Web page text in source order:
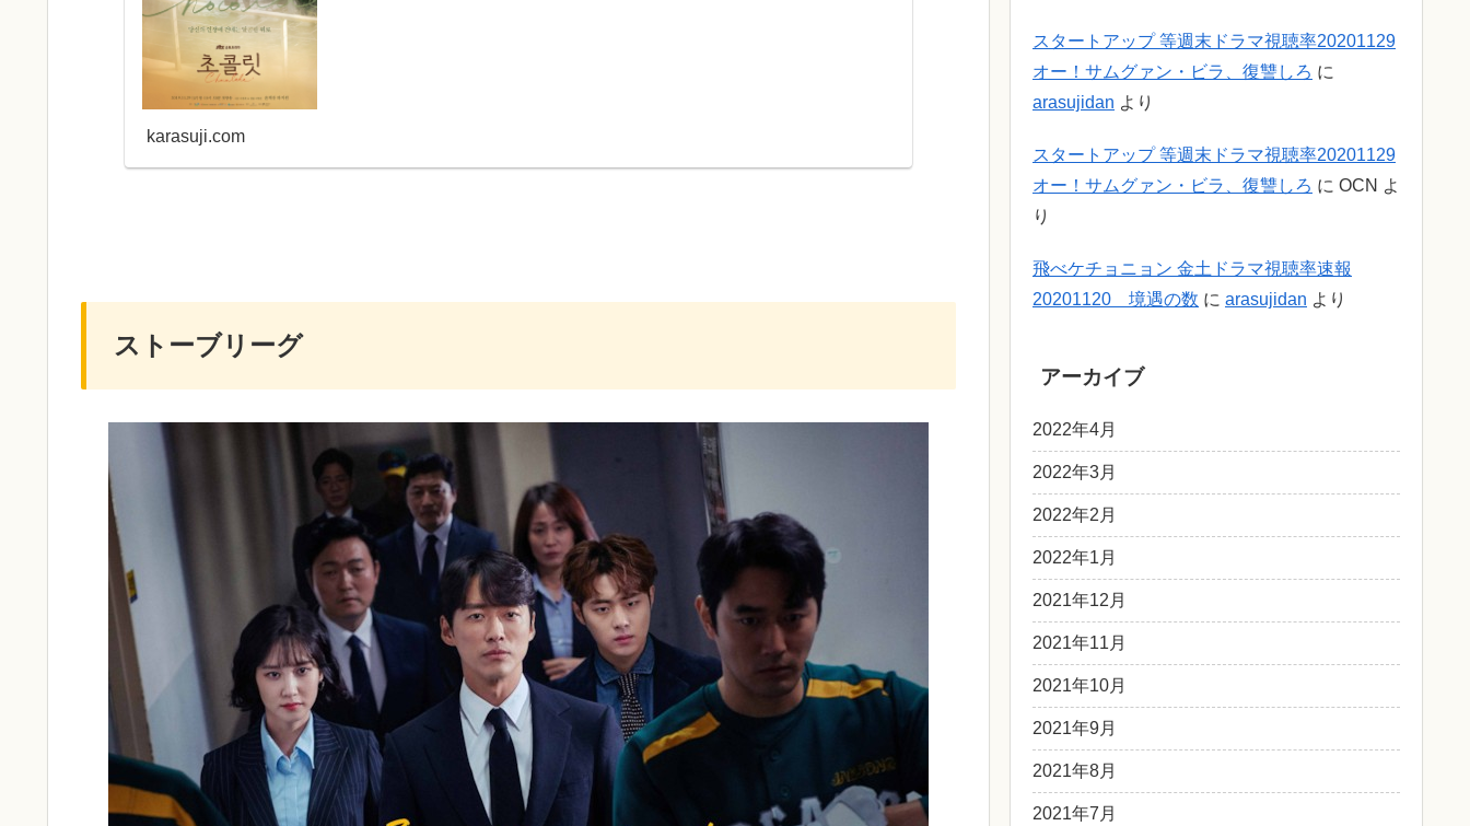
karasuji.com
ストーブリーグ
スタートアップ 等週末ドラマ視聴率20201129
オー！サムグァン・ビラ、復讐しろ に
arasujidan より
スタートアップ 等週末ドラマ視聴率20201129
オー！サムグァン・ビラ、復讐しろ に OCN よ
り
飛べケチョニョン 金土ドラマ視聴率速報
20201120 境遇の数 に arasujidan より
アーカイブ
2022年4月
2022年3月
2022年2月
2022年1月
2021年12月
2021年11月
2021年10月
2021年9月
2021年8月
2021年7月